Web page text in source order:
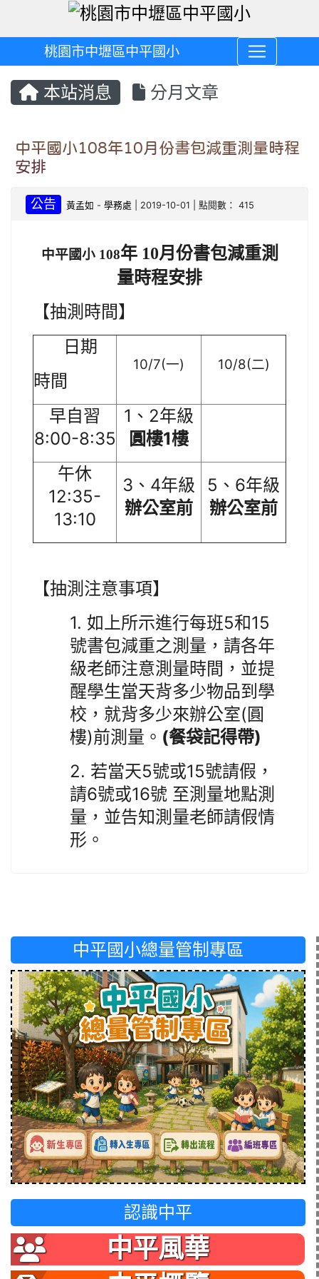
桃園市中壢區中平國小
本站消息 分月文章
中平國小108年10月份書包減重測量時程
安排
公告 黃孟如 -學務處 | 2019-10-01 | 點閱數： 415
中平國小 108年 10月份書包減重測
量時程安排
【抽測時間 】
日期
時間
10/7(一) 10/8(二)
早自習
8:00-8:35
1 、 2年級
圓樓1樓
午休
12:35-
13:10
3 、 4年級
辦公室前
5 、 6年級
辦公室前
【抽測注意事項】
1. 如上所示進行每班5和15
號書包減重之測量，請各年
級老師注意測量時間，並提
醒學生當天背多少物品到學
校，就背多少來辦公室( 圓
樓)前測量。 (餐袋記得帶)
2. 若當天5號或15號請假，
請6號或16號 至測量地點測
量，並告知測量老師請假情
形。
中平國小總量管制專區
認識中平
中平風華